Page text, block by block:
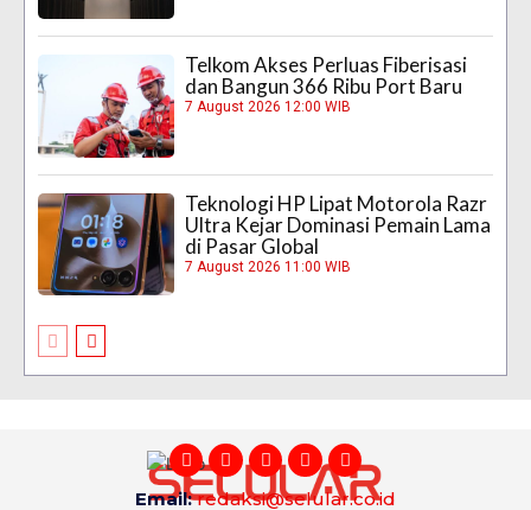
Telkom Akses Perluas Fiberisasi
dan Bangun 366 Ribu Port Baru
7 August 2026 12:00 WIB
Teknologi HP Lipat Motorola Razr
Ultra Kejar Dominasi Pemain Lama
di Pasar Global
7 August 2026 11:00 WIB
Email:redaksi@selular.co.id